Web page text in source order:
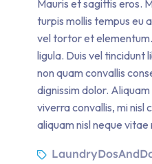
Mauris et sagittis eros.
turpis mollis tempus eu
vel tortor et
ligula. Duis vel tincidunt
non quam convallis
dignissim dolor.
viverra convallis, mi nisl
aliquam nisl neque